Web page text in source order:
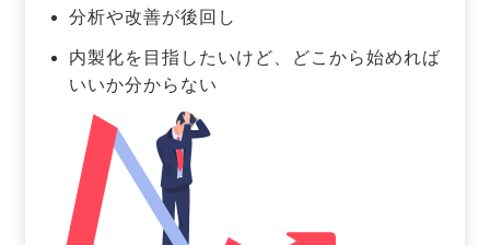
分析や改善が後回し
内製化を目指したいけど、どこから始めれば
いいか分からない